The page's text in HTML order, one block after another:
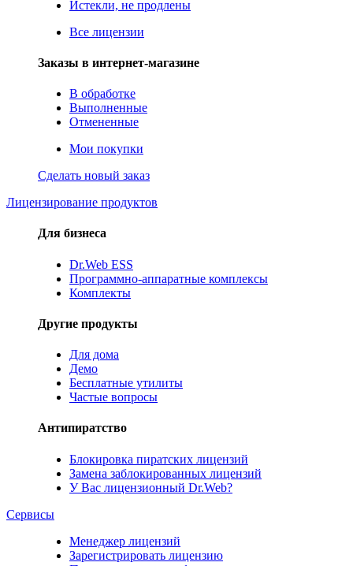
Истекли, не продлены
Все лицензии
Заказы в интернет-магазине
В обработке
Выполненные
Отмененные
Мои покупки
Сделать новый заказ
Лицензирование продуктов
Для бизнеса
Dr.Web ESS
Программно-аппаратные комплексы
Комплекты
Другие продукты
Для дома
Демо
Бесплатные утилиты
Частые вопросы
Антипиратство
Блокировка пиратских лицензий
Замена заблокированных лицензий
У Вас лицензионный Dr.Web?
Сервисы
Менеджер лицензий
Зарегистрировать лицензию